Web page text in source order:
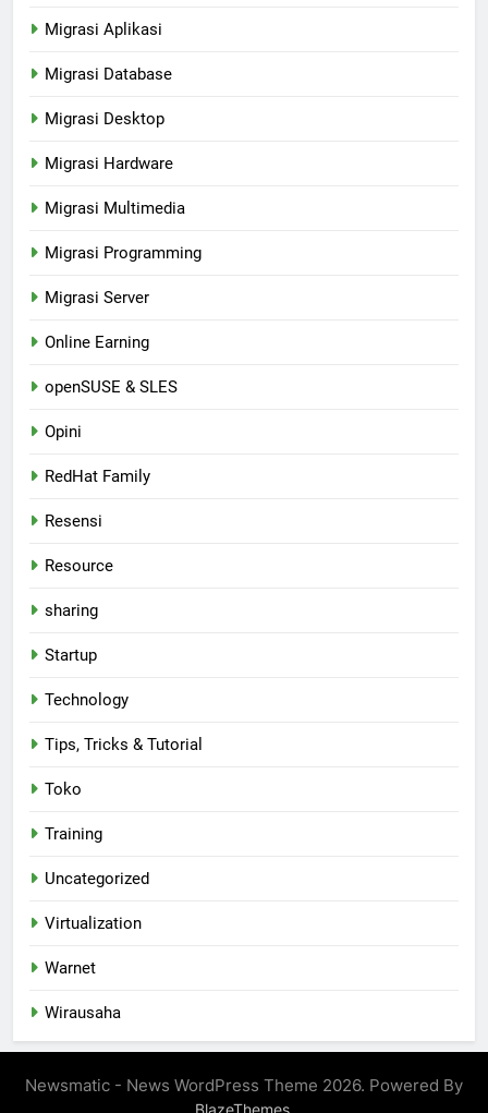
Migrasi Aplikasi
Migrasi Database
Migrasi Desktop
Migrasi Hardware
Migrasi Multimedia
Migrasi Programming
Migrasi Server
Online Earning
openSUSE & SLES
Opini
RedHat Family
Resensi
Resource
sharing
Startup
Technology
Tips, Tricks & Tutorial
Toko
Training
Uncategorized
Virtualization
Warnet
Wirausaha
Newsmatic - News WordPress Theme 2026. Powered By